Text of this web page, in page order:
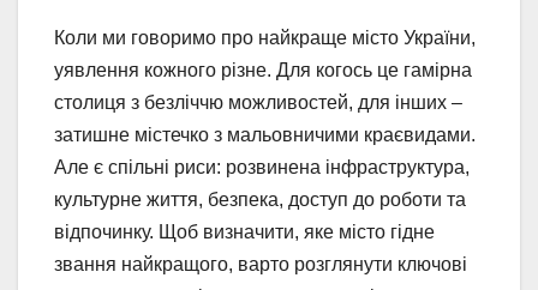
Коли ми говоримо про найкраще місто України,
уявлення кожного різне. Для когось це гамірна
столиця з безліччю можливостей, для інших –
затишне містечко з мальовничими краєвидами.
Але є спільні риси: розвинена інфраструктура,
культурне життя, безпека, доступ до роботи та
відпочинку. Щоб визначити, яке місто гідне
звання найкращого, варто розглянути ключові